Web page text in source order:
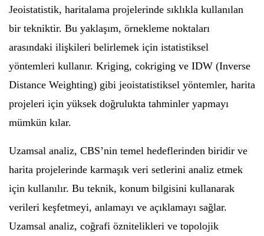
Jeoistatistik, haritalama projelerinde sıklıkla kullanılan
bir tekniktir. Bu yaklaşım, örnekleme noktaları
arasındaki ilişkileri belirlemek için istatistiksel
yöntemleri kullanır. Kriging, cokriging ve IDW (Inverse
Distance Weighting) gibi jeoistatistiksel yöntemler, harita
projeleri için yüksek doğrulukta tahminler yapmayı
mümkün kılar.
Uzamsal analiz, CBS’nin temel hedeflerinden biridir ve
harita projelerinde karmaşık veri setlerini analiz etmek
için kullanılır. Bu teknik, konum bilgisini kullanarak
verileri keşfetmeyi, anlamayı ve açıklamayı sağlar.
Uzamsal analiz, coğrafi öznitelikleri ve topolojik